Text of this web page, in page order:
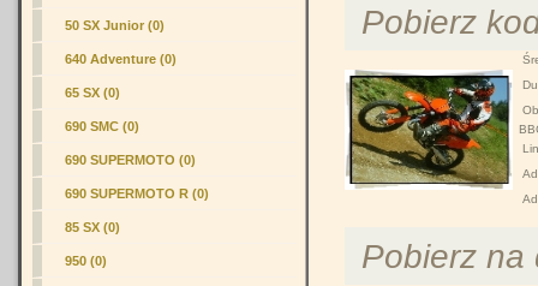
50 SX Junior (0)
640 Adventure (0)
65 SX (0)
690 SMC (0)
690 SUPERMOTO (0)
690 SUPERMOTO R (0)
85 SX (0)
950 (0)
Pobierz
Pobierz na